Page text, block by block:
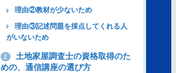
理由②教材が少ないため
理由③記述問題を採点してくれる人
がいないため
2
土地家屋調査士の資格取得のた
めの、通信講座の選び方